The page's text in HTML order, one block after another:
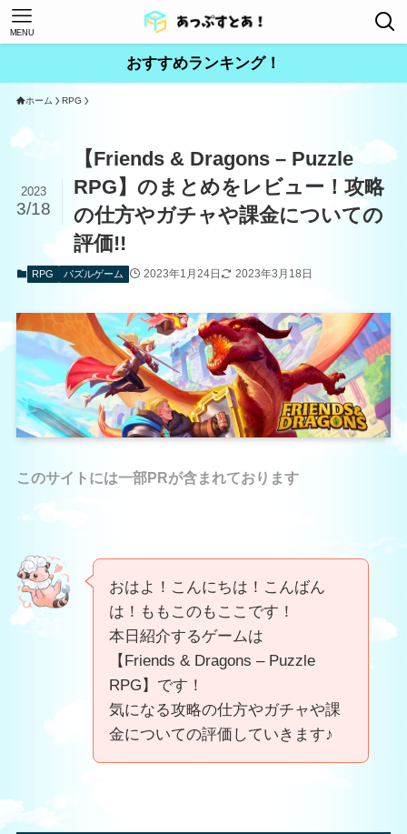
MENU
おすすめランキング！
ホーム RPG
【Friends & Dragons – Puzzle
RPG】のまとめをレビュー！攻略
の仕方やガチャや課金についての
評価!!
2023
3/18
RPG パズルゲーム 2023年1月24日 2023年3月18日
このサイトには一部PRが含まれております
おはよ！こんにちは！こんばん
は！ももこのもここです！
本日紹介するゲームは
【Friends & Dragons – Puzzle
RPG】です！
気になる攻略の仕方やガチャや課
金についての評価していきます♪